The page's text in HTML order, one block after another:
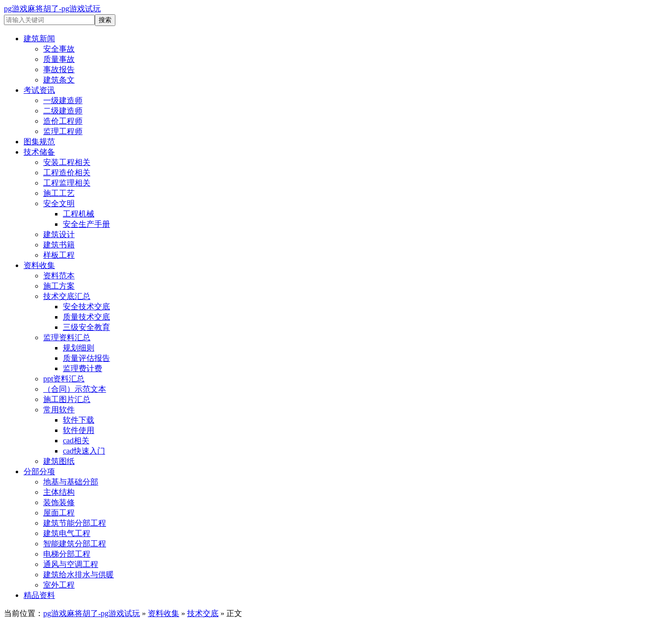
pg游戏麻将胡了-pg游戏试玩
建筑新闻
安全事故
质量事故
事故报告
建筑条文
考试资讯
一级建造师
二级建造师
造价工程师
监理工程师
图集规范
技术储备
安装工程相关
工程造价相关
工程监理相关
施工工艺
安全文明
工程机械
安全生产手册
建筑设计
建筑书籍
样板工程
资料收集
资料范本
施工方案
技术交底汇总
安全技术交底
质量技术交底
三级安全教育
监理资料汇总
规划细则
质量评估报告
监理费计费
ppt资料汇总
（合同）示范文本
施工图片汇总
常用软件
软件下载
软件使用
cad相关
cad快速入门
建筑图纸
分部分项
地基与基础分部
主体结构
装饰装修
屋面工程
建筑节能分部工程
建筑电气工程
智能建筑分部工程
电梯分部工程
通风与空调工程
建筑给水排水与供暖
室外工程
精品资料
当前位置： pg游戏麻将胡了-pg游戏试玩 » 资料收集 » 技术交底 » 正文